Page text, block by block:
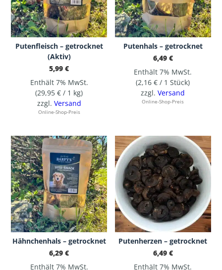
Putenfleisch – getrocknet
(Aktiv)
5,99€
Enthält 7% MwSt.
(29,95€ / 1 kg)
zzgl. Versand
Online-Shop-Preis
Putenhals – getrocknet
6,49 €
Enthält 7% MwSt.
(2,16€ / 1 Stück)
zzgl.Versand
Online-Shop-Preis
Hähnchenhals – getrocknet
6,29€
Enthält 7% MwSt.
Putenherzen – getrocknet
6,49 €
Enthält 7% MwSt.